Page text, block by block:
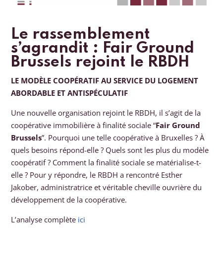
Le rassemblement
s’agrandit : Fair Ground
Brussels rejoint le RBDH
LE MODÈLE COOPÉRATIF AU SERVICE DU LOGEMENT
ABORDABLE ET ANTISPÉCULATIF
Une nouvelle organisation rejoint le RBDH, il s’agit de la
coopérative immobilière à finalité sociale “Fair Ground
Brussels”. Pourquoi une telle coopérative à Bruxelles ? À
quels besoins répond-elle ? Quels sont les plus du modèle
coopératif ? Comment la finalité sociale se matérialise-t-
elle ? Pour y répondre, le RBDH a rencontré Esther
Jakober, administratrice et véritable cheville ouvrière du
développement de la coopérative.
L’analyse complète ici